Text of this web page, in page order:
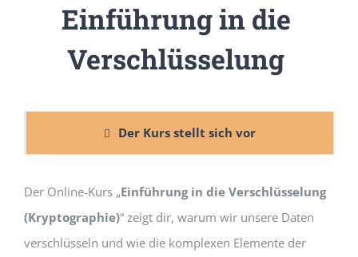
Einführung in die
Verschlüsselung
Der Kurs stellt sich vor
Der Online-Kurs „Einführung in die Verschlüsselung
(Kryptographie)“ zeigt dir, warum wir unsere Daten
verschlüsseln und wie die komplexen Elemente der